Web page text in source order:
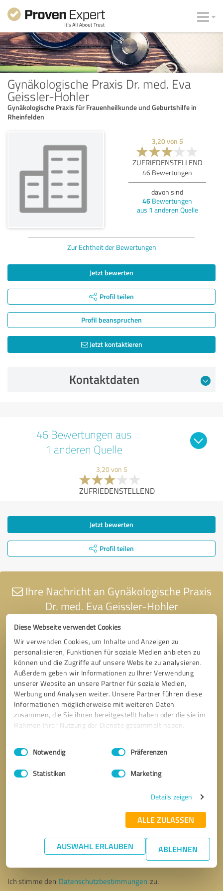
Diese Webseite verwendet Cookies
Wir verwenden Cookies, um Inhalte und Anzeigen zu
personalisieren, Funktionen für soziale Medien anbieten zu
können und die Zugriffe auf unsere Website zu analysieren.
Außerdem geben wir Informationen zu Ihrer Verwendung
unserer Website an unsere Partner für soziale Medien,
Werbung und Analysen weiter. Unsere Partner führen diese
Informationen möglicherweise mit weiteren Daten
zusammen, die Sie ihnen bereitgestellt haben oder die sie im
Rahmen Ihrer Nutzung der Dienste gesammelt haben.
Impressum Datenschutzbestimmungen
Einwilligungsauswahl
Notwendig Präferenzen
Statistiken Marketing
Details zeigen
ALLE ZULASSEN
AUSWAHL ERLAUBEN ABLEHNEN
Gynäkologische Praxis Dr. med. Eva
Geissler-Hohler
Gynäkologische Praxis für Frauenheilkunde und Geburtshilfe in
Rheinfelden
3,20von 5
ZUFRIEDENSTELLEND
46 Bewertungen
davon sind
46 Bewertungen
aus 1 anderen Quelle
Zur Echtheit der Bewertungen
Jetzt bewerten
Profil teilen
Profil beanspruchen
Jetzt kontaktieren
Kontaktdaten
46 Bewertungen aus
1 anderen Quelle
3,20 von 5
ZUFRIEDENSTELLEND
Jetzt bewerten
Profil teilen
Ihre Nachricht an Gynäkologische Praxis
Dr. med. Eva Geissler-Hohler
* Erforderliche Angaben
Nachricht senden
Ich stimme den Datenschutzbestimmungen zu.